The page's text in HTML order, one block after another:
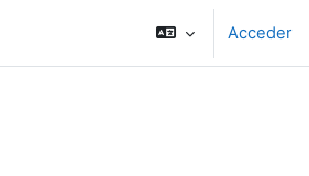
Acceder